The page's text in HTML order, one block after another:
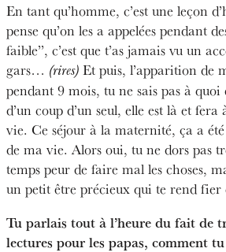
En tant qu’homme, c’est une leçon
pense qu’on les a appelées pendant
faible”, c’est que t’as jamais vu un
gars… (rires) Et puis, l’apparition de
pendant 9 mois, tu ne sais pas à quoi
d’un coup d’un seul, elle est là et
vie. Ce séjour à la maternité, ça a
de ma vie. Alors oui, tu ne dors pas
temps peur de faire mal les choses,
un petit être précieux qui te rend fier
Tu parlais tout à l’heure du fait de
lectures pour les papas, comment tu